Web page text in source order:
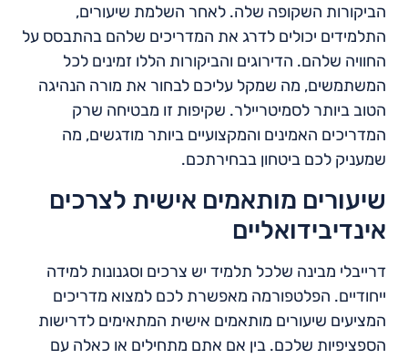
הביקורות השקופה שלה. לאחר השלמת שיעורים,
התלמידים יכולים לדרג את המדריכים שלהם בהתבסס על
החוויה שלהם. הדירוגים והביקורות הללו זמינים לכל
המשתמשים, מה שמקל עליכם לבחור את מורה הנהיגה
הטוב ביותר לסמיטריילר. שקיפות זו מבטיחה שרק
המדריכים האמינים והמקצועיים ביותר מודגשים, מה
שמעניק לכם ביטחון בבחירתכם.
שיעורים מותאמים אישית לצרכים
אינדיבידואליים
דרייבלי מבינה שלכל תלמיד יש צרכים וסגנונות למידה
ייחודיים. הפלטפורמה מאפשרת לכם למצוא מדריכים
המציעים שיעורים מותאמים אישית המתאימים לדרישות
הספציפיות שלכם. בין אם אתם מתחילים או כאלה עם